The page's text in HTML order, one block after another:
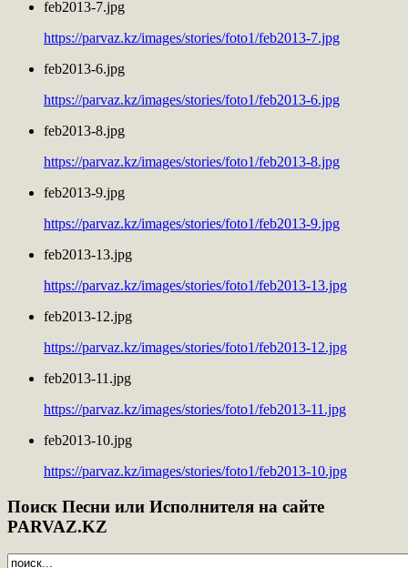
feb2013-7.jpg
https://parvaz.kz/images/stories/foto1/feb2013-7.jpg
feb2013-6.jpg
https://parvaz.kz/images/stories/foto1/feb2013-6.jpg
feb2013-8.jpg
https://parvaz.kz/images/stories/foto1/feb2013-8.jpg
feb2013-9.jpg
https://parvaz.kz/images/stories/foto1/feb2013-9.jpg
feb2013-13.jpg
https://parvaz.kz/images/stories/foto1/feb2013-13.jpg
feb2013-12.jpg
https://parvaz.kz/images/stories/foto1/feb2013-12.jpg
feb2013-11.jpg
https://parvaz.kz/images/stories/foto1/feb2013-11.jpg
feb2013-10.jpg
https://parvaz.kz/images/stories/foto1/feb2013-10.jpg
Поиск Песни или Исполнителя на сайте
PARVAZ.KZ